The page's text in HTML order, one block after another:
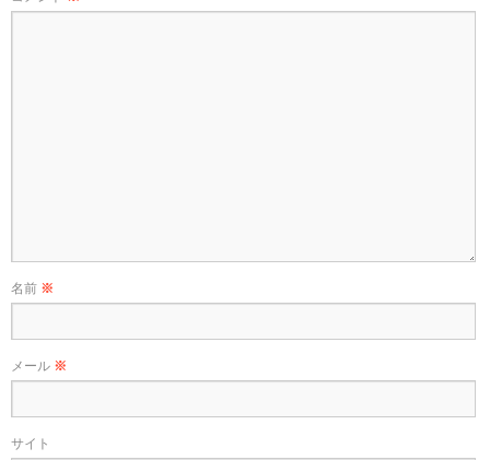
名前 ※
メール ※
サイト